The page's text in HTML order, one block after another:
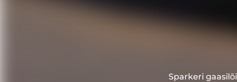
Sparkeri